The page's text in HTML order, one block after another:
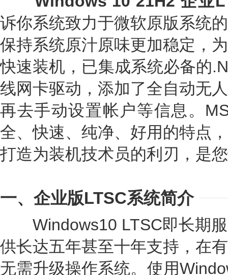
诉你系统致力于微软原版系统
保持系统原汁原味更加稳定，
快速装机，已集成系统必备的
线网卡驱动，添加了全自动无
再去手动设置帐户等信息。
全、快速、纯净、好用的特点
打造为装机技术员的利刃，是
一、企业版LTSC系统简介
Windows10 LTSC即长期服
供长达五年甚至十年支持，在
无需升级操作系统。使用